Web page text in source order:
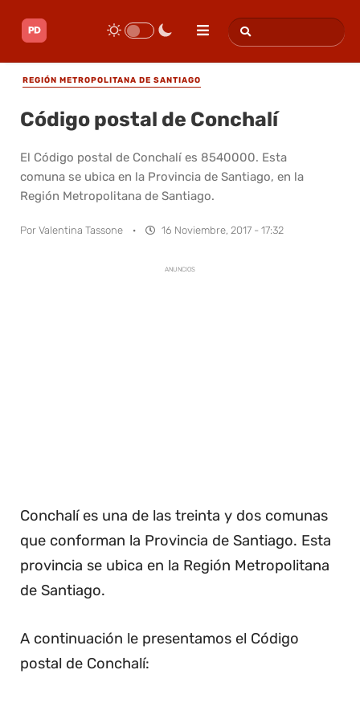
REGIÓN METROPOLITANA DE SANTIAGO
Código postal de Conchalí
El Código postal de Conchalí es 8540000. Esta
comuna se ubica en la Provincia de Santiago, en la
Región Metropolitana de Santiago.
Por Valentina Tassone · 16 Noviembre, 2017 - 17:32
ANUNCIOS
Conchalí es una de las treinta y dos comunas
que conforman la Provincia de Santiago. Esta
provincia se ubica en la Región Metropolitana
de Santiago.
A continuación le presentamos el Código
postal de Conchalí: